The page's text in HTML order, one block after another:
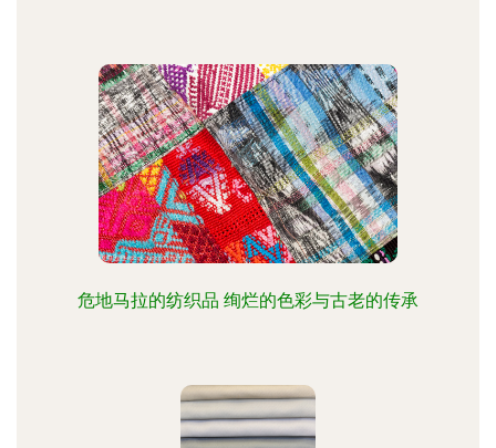
危地马拉的纺织品 绚烂的色彩与古老的传承